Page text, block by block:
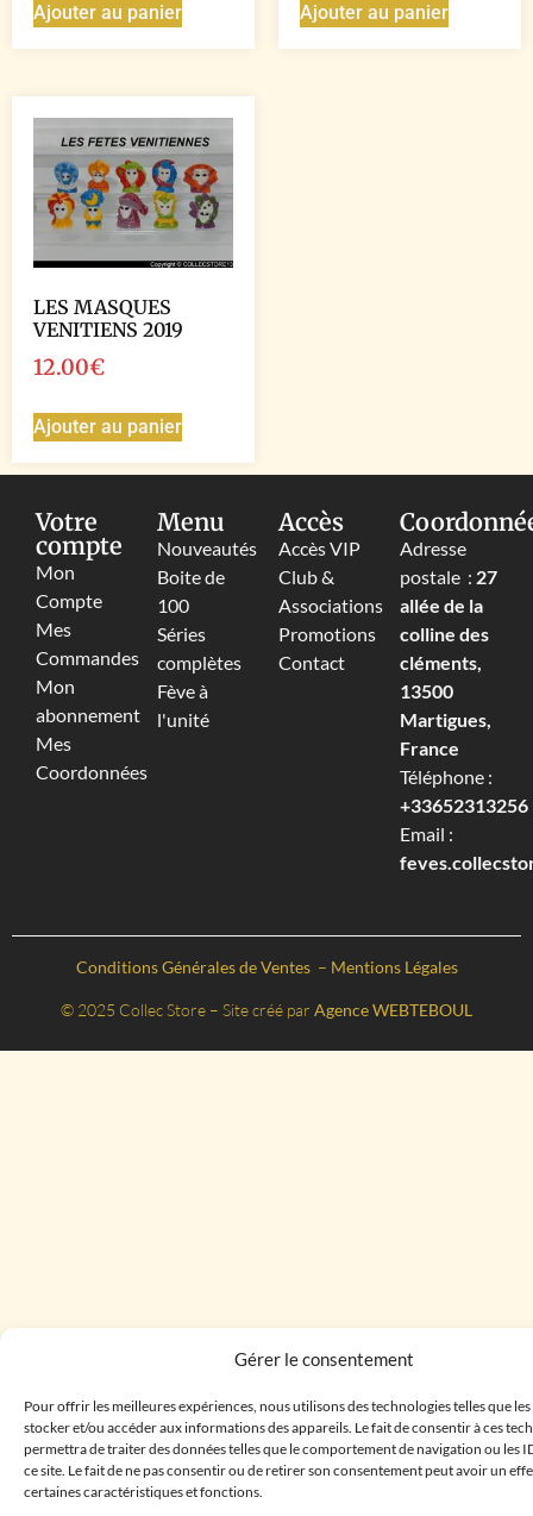
Gérer le consentement
Pour offrir les meilleures expériences, nous utilisons des technologies telles que
stocker et/ou accéder aux informations des appareils. Le fait de consentir à ces
permettra de traiter des données telles que le comportement de navigation ou les
ce site. Le fait de ne pas consentir ou de retirer son consentement peut avoir un
certaines caractéristiques et fonctions.
Ajouter au panier Ajouter au panier
LES MASQUES
VENITIENS 2019
12.00€
Ajouter au panier
Votre
compte
Mon
Compte
Mes
Commandes
Mon
abonnement
Mes
Coordonnées
Menu
Nouveautés
Boite de
100
Séries
complètes
Fève à
l'unité
Accès
Accès VIP
Club &
Associations
Promotions
Contact
Adresse
postale : 27
allée de la
colline des
cléments,
13500
Martigues,
France
Téléphone :
+33652313256‬
Email :
Conditions Générales de Ventes – Mentions Légales
© 2025 Collec Store – Site créé par Agence WEBTEBOUL